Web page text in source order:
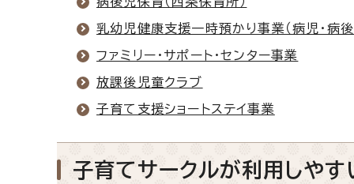
乳幼児健康支援一時預かり事業（病児・病
ファミリー・サポート・センター事業
放課後児童クラブ
子育て支援ショートステイ事業
子育てサークルが利用しやす